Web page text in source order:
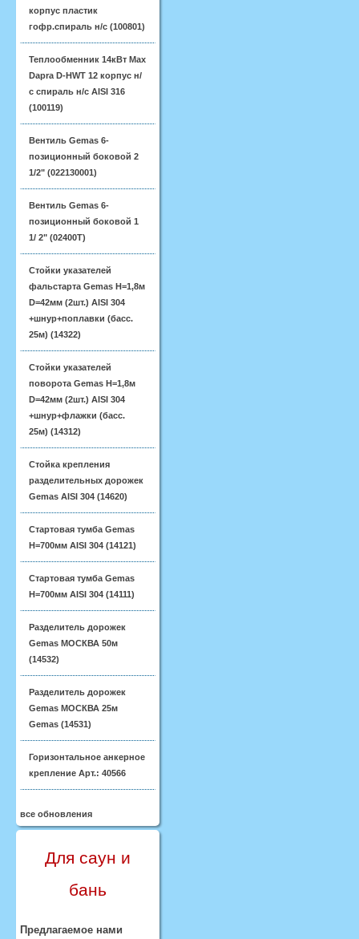
корпус пластик
гофр.спираль н/с (100801)
Теплообменник 14кВт Max
Dapra D-HWT 12 корпус н/
с спираль н/с AISI 316
(100119)
Вентиль Gemas 6-
позиционный боковой 2
1/2" (022130001)
Вентиль Gemas 6-
позиционный боковой 1
1/ 2" (02400T)
Стойки указателей
фальстарта Gemas H=1,8м
D=42мм (2шт.) AISI 304
+шнур+поплавки (басс.
25м) (14322)
Стойки указателей
поворота Gemas H=1,8м
D=42мм (2шт.) AISI 304
+шнур+флажки (басс.
25м) (14312)
Стойка крепления
разделительных дорожек
Gemas AISI 304 (14620)
Стартовая тумба Gemas
H=700мм AISI 304 (14121)
Стартовая тумба Gemas
H=700мм AISI 304 (14111)
Разделитель дорожек
Gemas МОСКВА 50м
(14532)
Разделитель дорожек
Gemas МОСКВА 25м
Gemas (14531)
Горизонтальное анкерное
крепление Арт.: 40566
все обновления
Для саун и
бань
Предлагаемое нами